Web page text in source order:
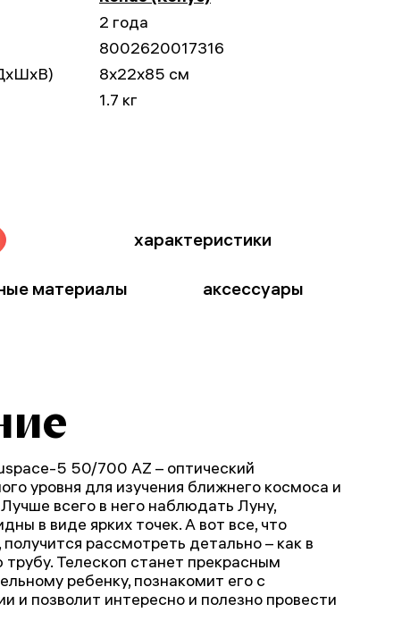
2 года
8002620017316
8x22x85 см
1.7 кг
характеристики
материалы аксессуары
5 50/700 AZ – оптический
уровня для изучения ближнего космоса и
всего в него наблюдать Луну,
в виде ярких точек. А вот все, что
рассмотреть детально – как в
Телескоп станет прекрасным
ребенку, познакомит его с
и позволит интересно и полезно провести